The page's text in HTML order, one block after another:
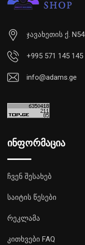
ჯავახეთის ქ. N54
+995 571 145 145
info@adams.ge
ინფორმაცია
ჩვენ შესახებ
საიტის წესები
რეკლამა
კითხვები FAQ